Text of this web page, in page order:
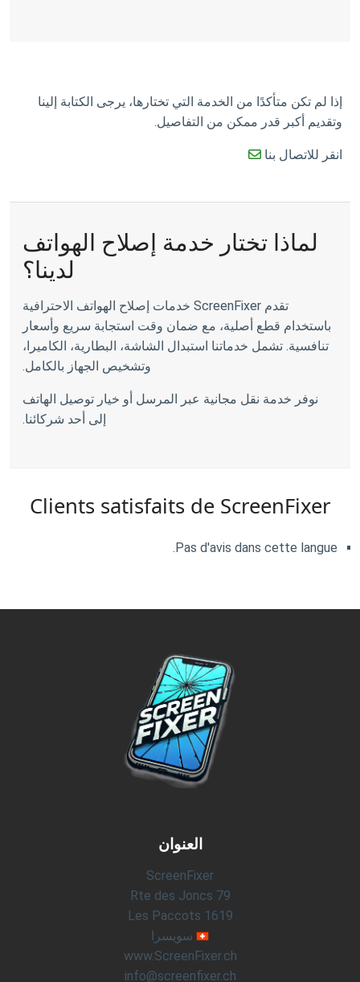
إذا لم تكن متأكدًا من الخدمة التي تختارها، يرجى الكتابة إلينا
وتقديم أكبر قدر ممكن من التفاصيل.
انقر للاتصال بنا
لماذا تختار خدمة إصلاح الهواتف
لدينا؟
تقدم ScreenFixer خدمات إصلاح الهواتف الاحترافية
باستخدام قطع أصلية، مع ضمان وقت استجابة سريع وأسعار
تنافسية. تشمل خدماتنا استبدال الشاشة، البطارية، الكاميرا،
وتشخيص الجهاز بالكامل.
نوفر خدمة نقل مجانية عبر المرسل أو خيار توصيل الهاتف
إلى أحد شركائنا.
Clients satisfaits de ScreenFixer
Pas d'avis dans cette langue.
العنوان
ScreenFixer
Rte des Joncs 79
1619 Les Paccots
سويسرا
www.ScreenFixer.ch
info@screenfixer.ch